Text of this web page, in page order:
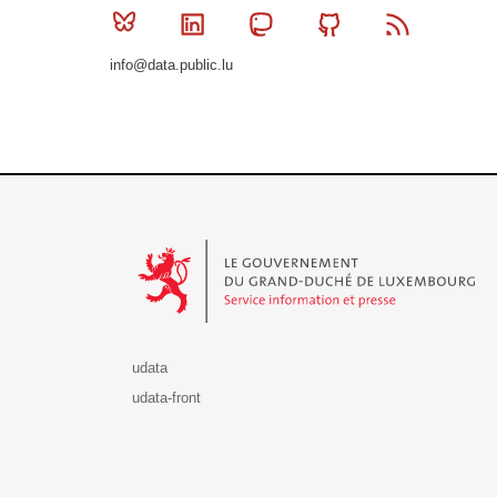
Bluesky Linkedin MastodonGithub
info@data.public.lu
udata
udata-front